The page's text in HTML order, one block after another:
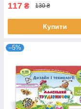
117 ₴ 130 ₴
Купити
–5%